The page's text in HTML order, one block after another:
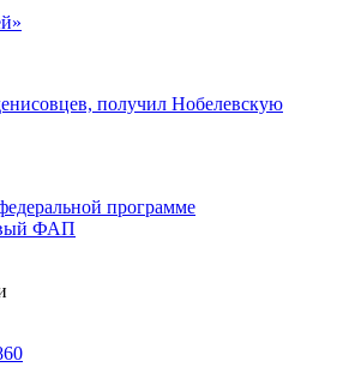
получил Нобелевскую
программе
ФАП